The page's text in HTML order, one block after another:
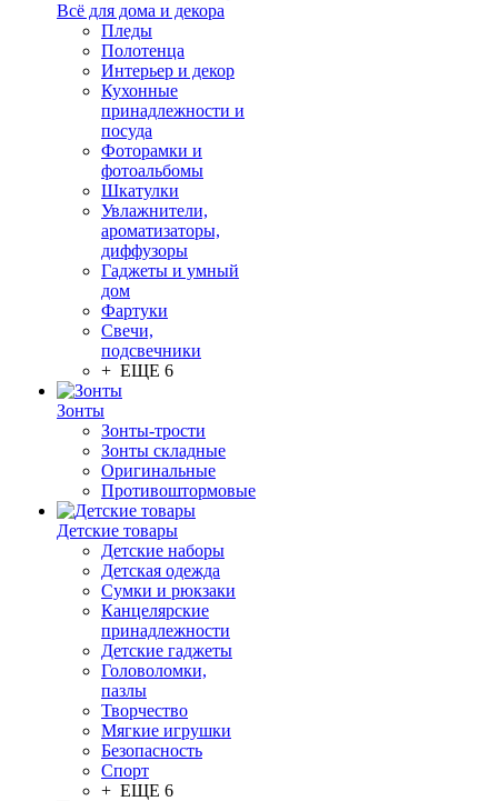
Всё для дома и декора
Пледы
Полотенца
Интерьер и декор
Кухонные
принадлежности и
посуда
Фоторамки и
фотоальбомы
Шкатулки
Увлажнители,
ароматизаторы,
диффузоры
Гаджеты и умный
дом
Фартуки
Свечи,
подсвечники
+ ЕЩЕ 6
Зонты
Зонты-трости
Зонты складные
Оригинальные
Противоштормовые
Детские товары
Детские наборы
Детская одежда
Сумки и рюкзаки
Канцелярские
принадлежности
Детские гаджеты
Головоломки,
пазлы
Творчество
Мягкие игрушки
Безопасность
Спорт
+ ЕЩЕ 6